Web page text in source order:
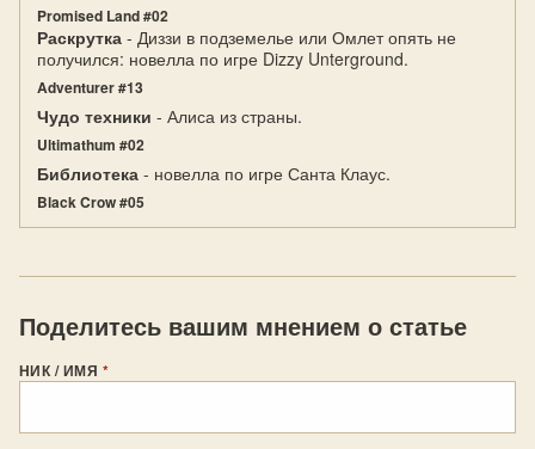
Promised Land #02
Раскрутка - Диззи в подземелье или Омлет опять не
получился: новелла по игре Dizzy Unterground.
Adventurer #13
Чудо техники - Алиса из страны.
Ultimathum #02
Библиотека - новелла по игре Санта Клаус.
Black Crow #05
Поделитесь вашим мнением о статье
НИК / ИМЯ *